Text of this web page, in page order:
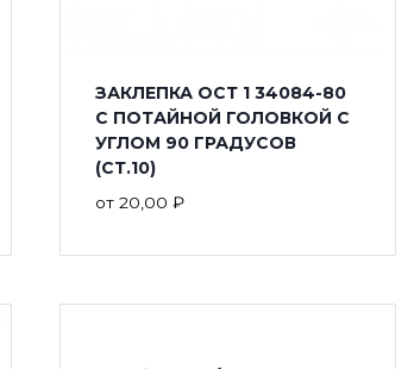
ЗАКЛЕПКА ОСТ 1 34084-80
С ПОТАЙНОЙ ГОЛОВКОЙ С
УГЛОМ 90 ГРАДУСОВ
(СТ.10)
от 20,00 ₽